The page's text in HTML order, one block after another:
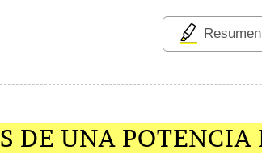
Resumen
DE UNA